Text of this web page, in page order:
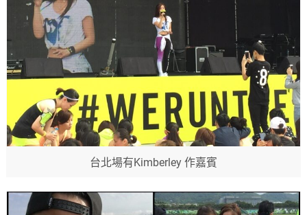
台北場有Kimberley 作嘉賓